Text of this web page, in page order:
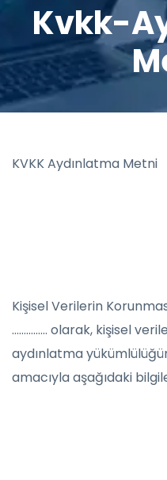
Kvkk-
KVKK Aydınlatma Metni
Kişisel Verilerin
…………… olarak, kişisel
aydınlatma
amacıyla aşağıdaki